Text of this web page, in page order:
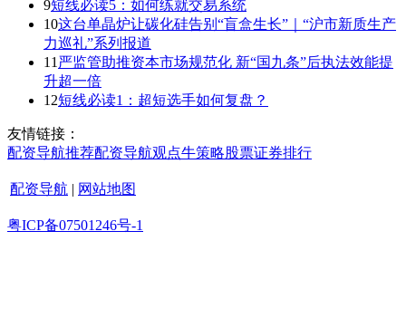
9短线必读5：如何练就交易系统
10这台单晶炉让碳化硅告别“盲盒生长”｜“沪市新质生产
力巡礼”系列报道
11 严监管助推资本市场规范化 新“国九条”后执法效能提
升超一倍
12短线必读1：超短选手如何复盘？
友情链接：
配资导航推荐配资导航观点牛策略股票证券排行
配资导航 | 网站地图
粤ICP备07501246号-1